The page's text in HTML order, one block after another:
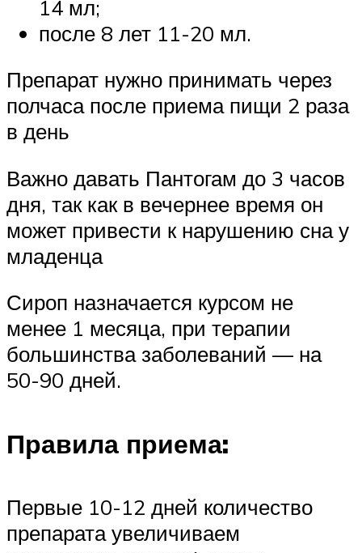
14 мл;
после 8 лет 11-20 мл.
Препарат нужно принимать через
полчаса после приема пищи 2 раза
в день
Важно давать Пантогам до 3 часов
дня, так как в вечернее время он
может привести к нарушению сна у
младенца
Сироп назначается курсом не
менее 1 месяца, при терапии
большинства заболеваний — на
50-90 дней.
Правила приема:
Первые 10-12 дней количество
препарата увеличиваем